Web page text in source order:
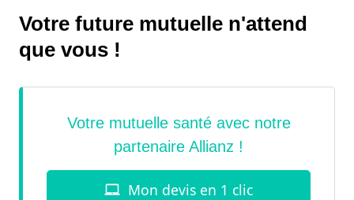
Votre future mutuelle n'attend
que vous !